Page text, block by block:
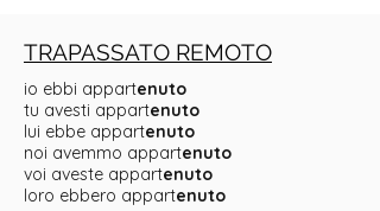
TRAPASSATO REMOTO
io ebbi appartenuto
tu avesti appartenuto
lui ebbe appartenuto
noi avemmo appartenuto
voi aveste appartenuto
loro ebbero appartenuto